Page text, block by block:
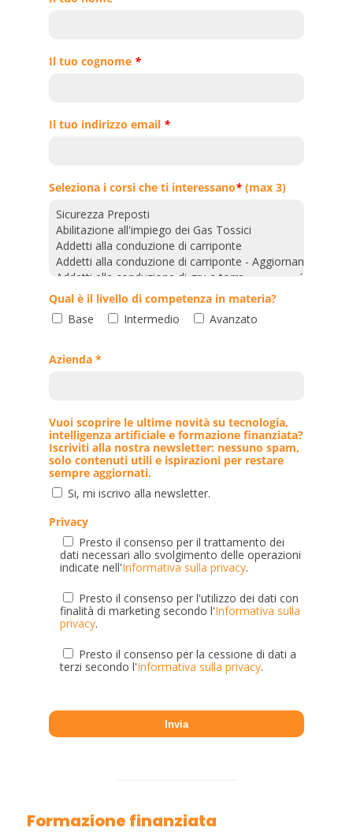
Il tuo cognome *
Il tuo indirizzo email *
Seleziona i corsi che ti interessano* (max 3)
Qual è il livello di competenza in materia?
Base
Intermedio Avanzato
Azienda *
Vuoi scoprire le ultime novità su tecnologia,
intelligenza artificiale e formazione finanziata?
Iscriviti alla nostra newsletter: nessuno spam,
solo contenuti utili e ispirazioni per restare
sempre aggiornati.
Si, mi iscrivo alla newsletter.
Privacy
Presto il consenso per il trattamento dei
dati necessari allo svolgimento delle operazioni
indicate nell'Informativa sulla privacy.
Presto il consenso per l'utilizzo dei dati con
finalità di marketing secondo l'Informativa sulla
privacy.
Presto il consenso per la cessione di dati a
terzi secondo l'Informativa sulla privacy.
Formazione finanziata